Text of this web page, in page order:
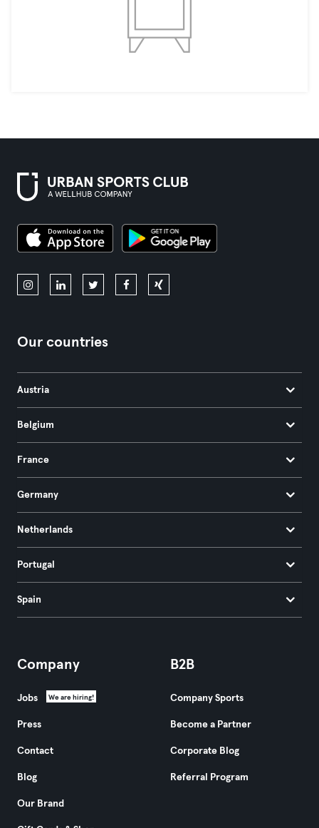
Our countries
Austria
Belgium
France
Germany
Netherlands
Portugal
Spain
Company
Jobs We are hiring!
Press
Contact
Blog
Our Brand
B2B
Company Sports
Become a Partner
Corporate Blog
Referral Program